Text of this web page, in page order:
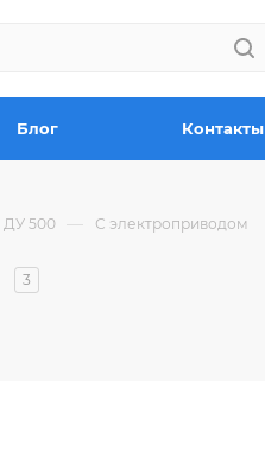
Блог Контакты
ДУ 500 — С электроприводом
3